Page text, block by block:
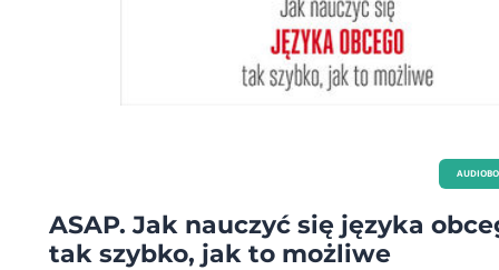
ASAP. Jak nauczyć się języka
tak szybko, jak to możliwe